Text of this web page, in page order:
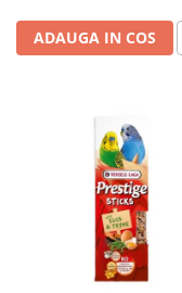
ADAUGA IN COS